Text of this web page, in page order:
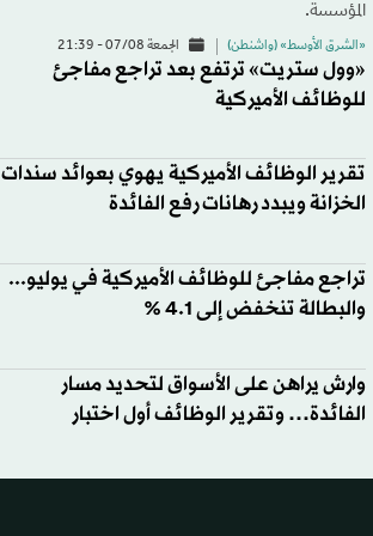
المؤسسة.
«الشرق الأوسط» (واشنطن) الجمعة 07/08 - 21:39
«وول ستريت» ترتفع بعد تراجع مفاجئ
للوظائف الأميركية
تقرير الوظائف الأميركية يهوي بعوائد سندات
الخزانة ويبدد رهانات رفع الفائدة
تراجع مفاجئ للوظائف الأميركية في يوليو...
والبطالة تنخفض إلى 4.1 %
وارش يراهن على الأسواق لتحديد مسار
الفائدة… وتقرير الوظائف أول اختبار